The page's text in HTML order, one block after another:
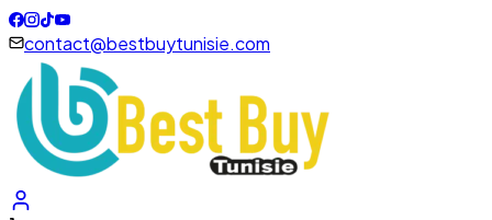
contact@bestbuytunisie.com